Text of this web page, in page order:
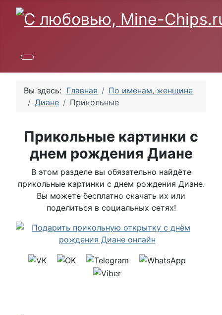
Вы здесь: Главная
По именам, женщине
Диане
Прикольные
Прикольные картинки с
днем рождения Диане
В этом разделе вы обязательно найдёте
прикольные картинки с днем рождения Диане.
Вы можете бесплатно скачать их или
поделиться в социальных сетях!